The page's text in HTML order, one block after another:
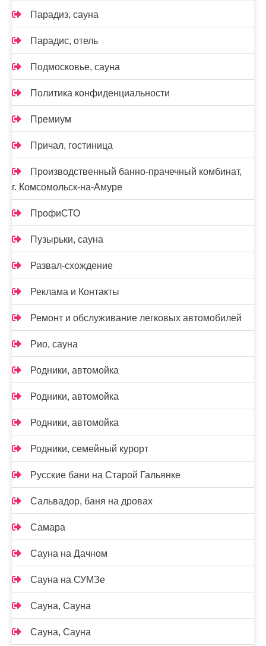
Парадиз, сауна
Парадис, отель
Подмосковье, сауна
Политика конфиденциальности
Премиум
Причал, гостиница
Производственный банно-прачечный комбинат,
г. Комсомольск-на-Амуре
ПрофиСТО
Пузырьки, сауна
Развал-схождение
Реклама и Контакты
Ремонт и обслуживание легковых автомобилей
Рио, сауна
Родники, автомойка
Родники, автомойка
Родники, автомойка
Родники, семейный курорт
Русские бани на Старой Гальянке
Сальвадор, баня на дровах
Самара
Сауна на Дачном
Сауна на СУМЗе
Сауна, Сауна
Сауна, Сауна